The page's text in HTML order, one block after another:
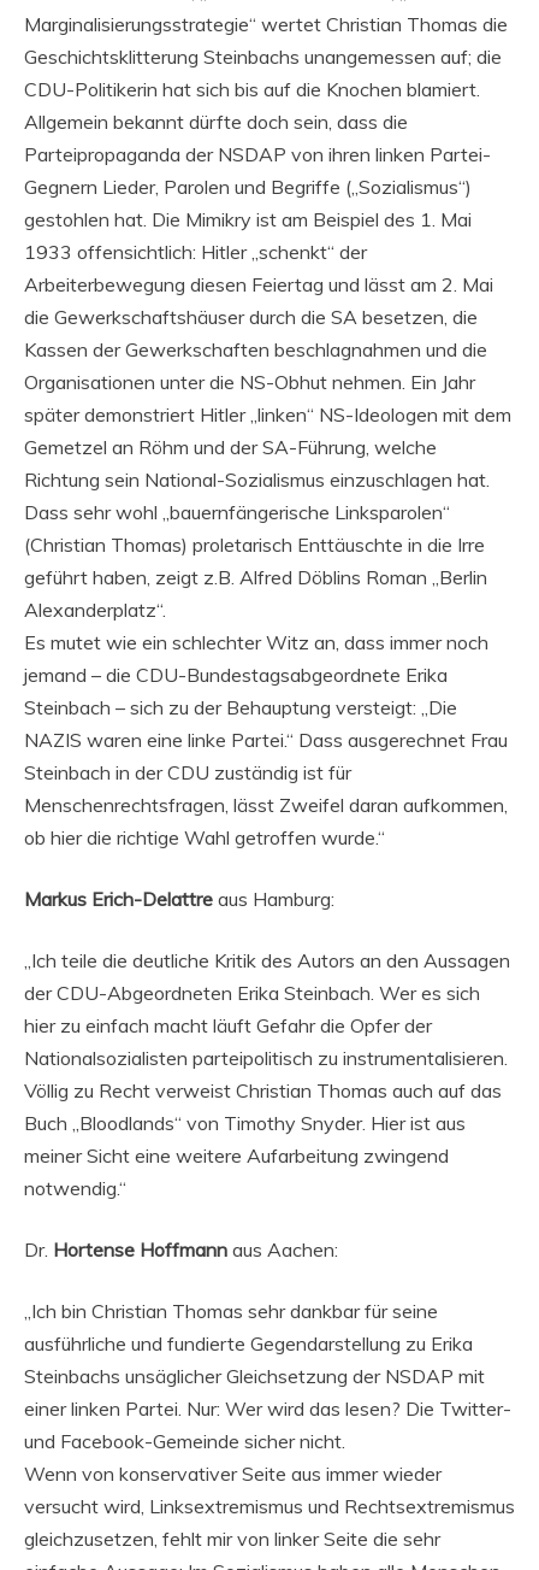
Marginalisierungsstrategie“ wertet Christian Thomas die
Geschichtsklitterung Steinbachs unangemessen auf; die
CDU-Politikerin hat sich bis auf die Knochen blamiert.
Allgemein bekannt dürfte doch sein, dass die
Parteipropaganda der NSDAP von ihren linken Partei-
Gegnern Lieder, Parolen und Begriffe („Sozialismus“)
gestohlen hat. Die Mimikry ist am Beispiel des 1. Mai
1933 offensichtlich: Hitler „schenkt“ der
Arbeiterbewegung diesen Feiertag und lässt am 2. Mai
die Gewerkschaftshäuser durch die SA besetzen, die
Kassen der Gewerkschaften beschlagnahmen und die
Organisationen unter die NS-Obhut nehmen. Ein Jahr
später demonstriert Hitler „linken“ NS-Ideologen mit dem
Gemetzel an Röhm und der SA-Führung, welche
Richtung sein National-Sozialismus einzuschlagen hat.
Dass sehr wohl „bauernfängerische Linksparolen“
(Christian Thomas) proletarisch Enttäuschte in die Irre
geführt haben, zeigt z.B. Alfred Döblins Roman „Berlin
Alexanderplatz“.
Es mutet wie ein schlechter Witz an, dass immer noch
jemand – die CDU-Bundestagsabgeordnete Erika
Steinbach – sich zu der Behauptung versteigt: „Die
NAZIS waren eine linke Partei.“ Dass ausgerechnet Frau
Steinbach in der CDU zuständig ist für
Menschenrechtsfragen, lässt Zweifel daran aufkommen,
ob hier die richtige Wahl getroffen wurde.“
Markus Erich-Delattre aus Hamburg:
„Ich teile die deutliche Kritik des Autors an den Aussagen
der CDU-Abgeordneten Erika Steinbach. Wer es sich
hier zu einfach macht läuft Gefahr die Opfer der
Nationalsozialisten parteipolitisch zu instrumentalisieren.
Völlig zu Recht verweist Christian Thomas auch auf das
Buch „Bloodlands“ von Timothy Snyder. Hier ist aus
meiner Sicht eine weitere Aufarbeitung zwingend
notwendig.“
Dr. Hortense Hoffmann aus Aachen:
„Ich bin Christian Thomas sehr dankbar für seine
ausführliche und fundierte Gegendarstellung zu Erika
Steinbachs unsäglicher Gleichsetzung der NSDAP mit
einer linken Partei. Nur: Wer wird das lesen? Die Twitter-
und Facebook-Gemeinde sicher nicht.
Wenn von konservativer Seite aus immer wieder
versucht wird, Linksextremismus und Rechtsextremismus
gleichzusetzen, fehlt mir von linker Seite die sehr